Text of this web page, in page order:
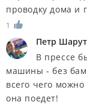
проводку дома и
1
Петр
В прессе
машины - без
всего чего
она поедет!